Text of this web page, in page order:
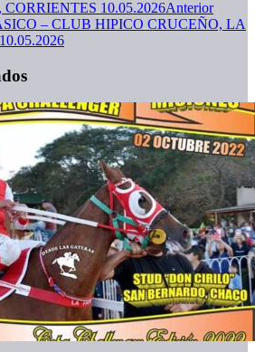
10.05.2026Anterior
– CLUB HIPICO CRUCEÑO, LA